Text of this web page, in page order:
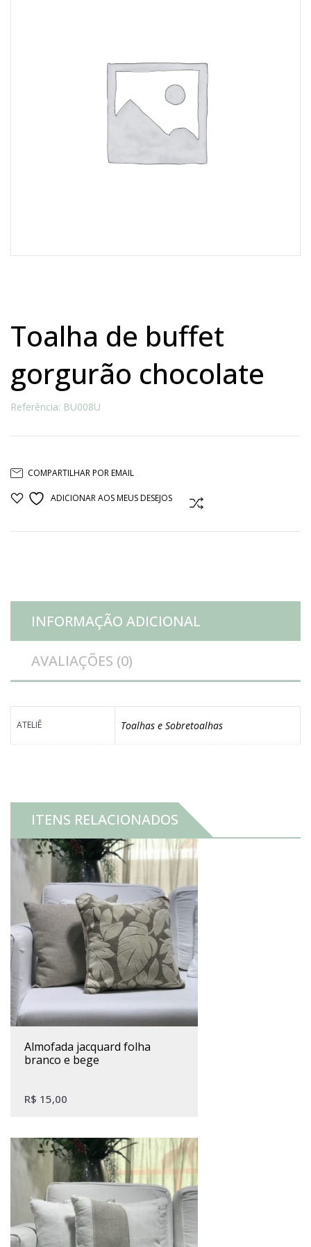
Cadastrar Conta
toalha de buffet
gorgurão chocolate
Referência: BU008U
COMPARTILHAR POR EMAIL
ADICIONAR AOS MEUS DESEJOS
INFORMAÇÃO ADICIONAL
AVALIAÇÕES (0)
ATELIÊ Toalhas e Sobretoalhas
ITENS RELACIONADOS
almofada jacquard folha
branco e bege
R$ 15,00